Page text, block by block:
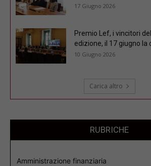
17 Giugno 2026
Premio Lef, i vincitori
edizione, il 17 giugno la
10 Giugno 2026
Carica altro
RUBRICHE
Amministrazione finanziaria